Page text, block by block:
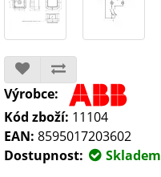
Výrobce:
Kód zboží: 11104
EAN: 8595017203602
Dostupnost:
Skladem